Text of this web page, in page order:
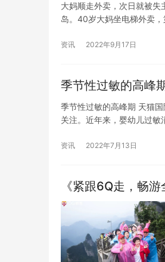
大妈顺走外卖，次日就被
岛。40岁大妈坐电梯外卖
资讯 2022年9月17日
季节性过敏的高峰
季节性过敏的高峰期 天猫
关注。近年来，婴幼儿过
资讯 2022年7月13日